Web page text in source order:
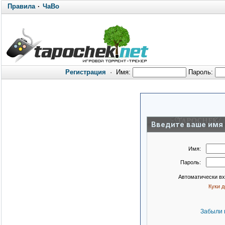
Правила· ЧаВо
Регистрация · Имя: Пароль:
Введите ваше имя
Имя:
Пароль:
Автоматически
Куки
Забыли